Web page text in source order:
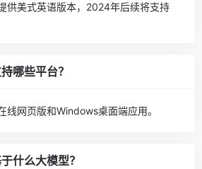
供美式英语版本，2024年后续将支持
哪些平台？
线网页版和Windows桌面端应用。
什么大模型？